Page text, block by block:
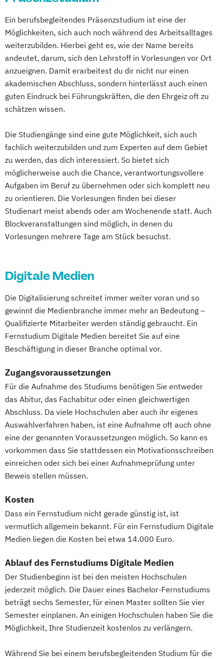
Medical Care
Medizinmanagement
Nachhaltiges Innovations- und
Technologiemanagement
Nachhaltigkeitsmanagement
Personalmanagement
Pflegemanagement
Primary Care Management
Public Health Real Estate Management
Recht & Management
Risk Management & Treasury
Sales Management Soziale Arbeit
Soziale Medizin & Beratung
Sozialmanagement Steuerrecht
Supply Chain Management
Sustainability & Business Transformation
Taxation
Wirtschaft & Management
Wirtschaftsingenieurwesen
Wirtschaftspsychologie Wirtschaftsrecht
Wirtschaftsrecht Vertiefung Notariat
Media Studies Medienmanagement
Medienpsychologie
Mgmt. mit Branchenfokus Digital
Transformation Management
Mgmt. mit Branchenfokus
Fashionmanagement & Global Brands
Mgmt. mit Branchenfokus
Mgmt. mit Branchenfokus Human Resource
Management
Mgmt. mit Branchenfokus
Immobilienwirtschaft
Mgmt. mit Schwerpunkt Advanced Finance
and Accounting
Mgmt. mit Schwerpunkt International
Management
Musikproduktion Outdoor Studies
Software Design & User Experience
Software Development
Sportjournalismus Sportmanagement
Sportmanagement - Fußballmanagement
Sportmanagement - eSports Management
Sportmanangement - Fußballmanagement
Wirtschaftsinformatik
Wirtschaftsinformatik - Cyber Security
Wirtschaftsingenieurwesen
Baumanagement für Bauingenieure
Wirtschaftspsychologie
Wirtschaftspsychologie - Digital
Transformation Management
Leistungspsychologie
Wirtschafts­ingenieurwesen
Ein berufsbegleitendes Präsenzstudium ist eine der
Möglichkeiten, sich auch noch während des Arbeitsalltages
weiterzubilden. Hierbei geht es, wie der Name bereits
andeutet, darum, sich den Lehrstoff in Vorlesungen vor Ort
anzueignen. Damit erarbeitest du dir nicht nur einen
akademischen Abschluss, sondern hinterlässt auch einen
guten Eindruck bei Führungskräften, die den Ehrgeiz oft zu
schätzen wissen.
Die Studiengänge sind eine gute Möglichkeit, sich auch
fachlich weiterzubilden und zum Experten auf dem Gebiet
zu werden, das dich interessiert. So bietet sich
möglicherweise auch die Chance, verantwortungsvollere
Aufgaben im Beruf zu übernehmen oder sich komplett neu
zu orientieren. Die Vorlesungen finden bei dieser
Studienart meist abends oder am Wochenende statt. Auch
Blockveranstaltungen sind möglich, in denen du
Vorlesungen mehrere Tage am Stück besuchst.
Digitale Medien
Die Digitalisierung schreitet immer weiter voran und so
gewinnt die Medienbranche immer mehr an Bedeutung –
Qualifizierte Mitarbeiter werden ständig gebraucht. Ein
Fernstudium Digitale Medien bereitet Sie auf eine
Beschäftigung in dieser Branche optimal vor.
Zugangsvoraussetzungen
Für die Aufnahme des Studiums benötigen Sie entweder
das Abitur, das Fachabitur oder einen gleichwertigen
Abschluss. Da viele Hochschulen aber auch ihr eigenes
Auswahlverfahren haben, ist eine Aufnahme oft auch ohne
eine der genannten Voraussetzungen möglich. So kann es
vorkommen dass Sie stattdessen ein Motivationsschreiben
einreichen oder sich bei einer Aufnahmeprüfung unter
Beweis stellen müssen.
Kosten
Dass ein Fernstudium nicht gerade günstig ist, ist
vermutlich allgemein bekannt. Für ein Fernstudium Digitale
Medien liegen die Kosten bei etwa 14.000 Euro.
Ablauf des Fernstudiums Digitale Medien
Der Studienbeginn ist bei den meisten Hochschulen
jederzeit möglich. Die Dauer eines Bachelor-Fernstudiums
beträgt sechs Semester, für einen Master sollten Sie vier
Semester einplanen. An einigen Hochschulen haben Sie die
Möglichkeit, Ihre Studienzeit kostenlos zu verlängern.
Während Sie bei einem berufsbegleitenden Studium für die